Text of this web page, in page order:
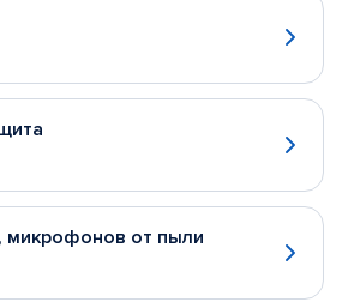
микрофонов от пыли